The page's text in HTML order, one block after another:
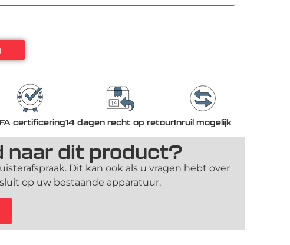
certificering14 dagen recht op retourInruil mogelijk
naar dit product?
Dit kan ook als u vragen hebt over
op uw bestaande apparatuur.